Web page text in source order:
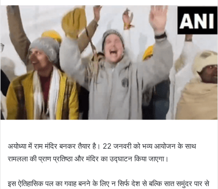
अयोध्या में राम मंदिर बनकर तैयार है। 22 जनवरी को भव्य आयोजन के साथ
रामलला की प्राण प्रतिष्ठा और मंदिर का उद्घाटन किया जाएगा।
इस ऐतिहासिक पल का गवाह बनने के लिए न सिर्फ देश से बल्कि सात समुंदर पार से